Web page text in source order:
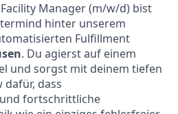
Manager (m/w/d) bist
hinter unserem
Fulfillment
. Du agierst auf einem
und sorgst mit deinem tiefen
dass
fortschrittliche